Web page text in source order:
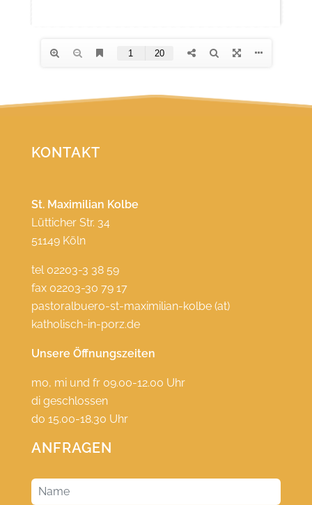
KONTAKT
St. Maximilian Kolbe
Lütticher Str. 34
51149 Köln
tel 02203-3 38 59
fax 02203-30 79 17
pastoralbuero-st-maximilian-kolbe (at)
katholisch-in-porz.de
Unsere Öffnungszeiten
mo, mi und fr 09.00-12.00 Uhr
di geschlossen
do 15.00-18.30 Uhr
ANFRAGEN